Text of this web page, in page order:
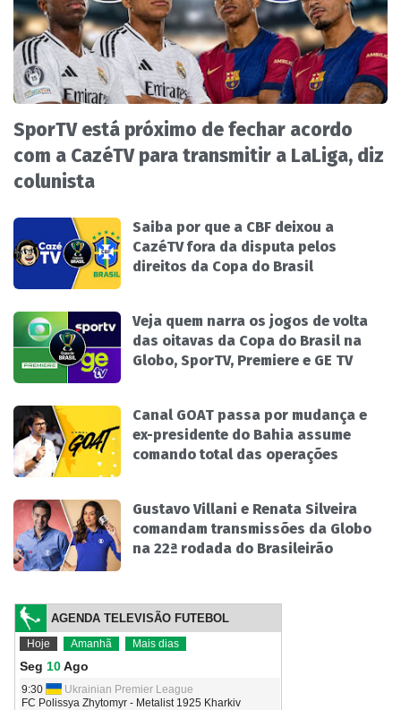
SporTV está próximo de fechar acordo
com a CazéTV para transmitir a LaLiga, diz
colunista
Saiba por que a CBF deixou a
CazéTV fora da disputa pelos
direitos da Copa do Brasil
Veja quem narra os jogos de volta
das oitavas da Copa do Brasil na
Globo, SporTV, Premiere e GE TV
Canal GOAT passa por mudança e
ex-presidente do Bahia assume
comando total das operações
Gustavo Villani e Renata Silveira
comandam transmissões da Globo
na 22ª rodada do Brasileirão